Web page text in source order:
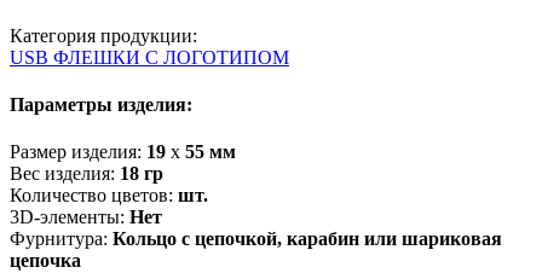
Категория продукции:
USB ФЛЕШКИ С ЛОГОТИПОМ
Параметры изделия:
Размер изделия: 19 х 55 мм
Вес изделия: 18 гр
Количество цветов: шт.
3D-элементы: Нет
Фурнитура: Кольцо с цепочкой, карабин или шариковая
цепочка